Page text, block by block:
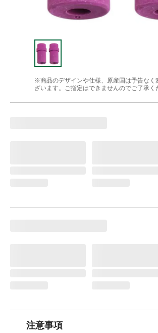
※商品のデザインや仕様、原産国は予告なく
ざいます。ご指定はできませんのでご了承く
注意事項